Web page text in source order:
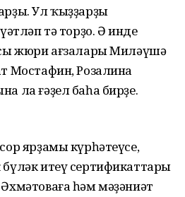
Ул ҡыҙҙарҙы
тә торҙо. Ә инде
жюри ағзалары Миләүшә
Мостафин, Розалина
ла ғәҙел баһа бирҙе.
ярҙамы күрһәтеүсе,
итеү сертификаттары
һәм мәҙәниәт